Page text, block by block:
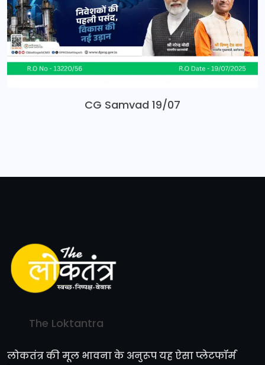
CG Samvad 19/07
The Loktantra
लोकतंत्र की मूल भावना के अनुरूप यह ऐसा प्लेटफॉर्म